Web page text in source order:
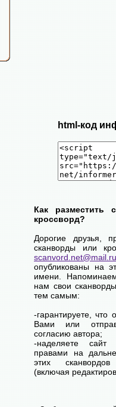
html-код
Как разместить
кроссворд?
Дорогие друзья,
сканворды или
scanvord.net@mail.ru
опубликованы на
имени.
нам свои
тем самым:
-гарантируете, что
Вами или
согласию автора;
-наделяете
правами на
этих
(включая